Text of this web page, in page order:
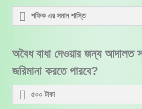
শফিক এর সমান শাস্তি
অবৈধ বাধা দেওয়ার জন্য আদালত
জরিমানা করতে পারবে?
৫০০ টাকা